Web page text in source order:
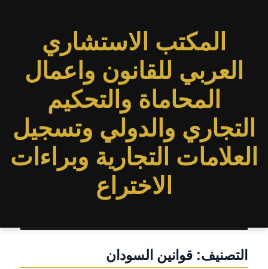
المكتب الاستشاري
العربي للقانون واعمال
المحاماة والتحكيم
التجاري والدولي وتسجيل
العلامات التجارية وبراءات
الاختراع
التصنيف:قوانين السودان